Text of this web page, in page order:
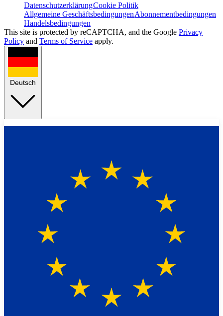
DatenschutzerklärungCookie Politik
Allgemeine GeschäftsbedingungenAbonnementbedingungen
Handelsbedingungen
This site is protected by reCAPTCHA, and the Google Privacy
Policy and Terms of Service apply.
Deutsch